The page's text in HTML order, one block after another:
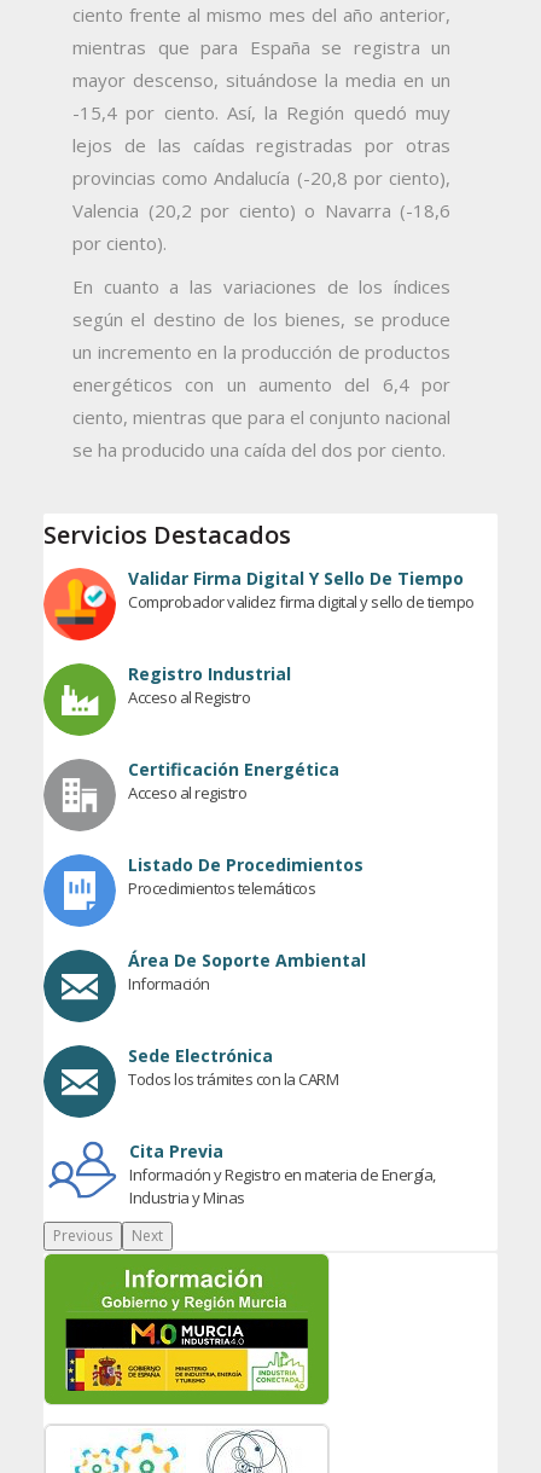
ciento frente al mismo mes del año anterior,
mientras que para España se registra un
mayor descenso, situándose la media en un
-15,4 por ciento. Así, la Región quedó muy
lejos de las caídas registradas por otras
provincias como Andalucía (-20,8 por ciento),
Valencia (20,2 por ciento) o Navarra (-18,6
por ciento).
En cuanto a las variaciones de los índices
según el destino de los bienes, se produce
un incremento en la producción de productos
energéticos con un aumento del 6,4 por
ciento, mientras que para el conjunto nacional
se ha producido una caída del dos por ciento.
Servicios Destacados
Validar Firma Digital Y Sello De Tiempo
Comprobador validez firma digital y sello de tiempo
Registro Industrial
Acceso al Registro
Certificación Energética
Acceso al registro
Listado De Procedimientos
Procedimientos telemáticos
Área De Soporte Ambiental
Información
Sede Electrónica
Todos los trámites con la CARM
Cita Previa
Información y Registro en materia de Energía,
Industria y Minas
Previous Next